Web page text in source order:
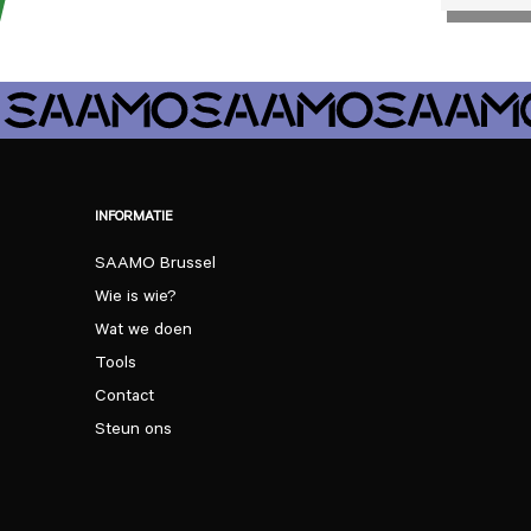
INFORMATIE
SAAMO Brussel
Wie is wie?
Wat we doen
Tools
Contact
Steun ons